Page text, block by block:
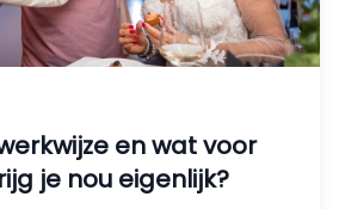
en wat voor
je nou eigenlijk?